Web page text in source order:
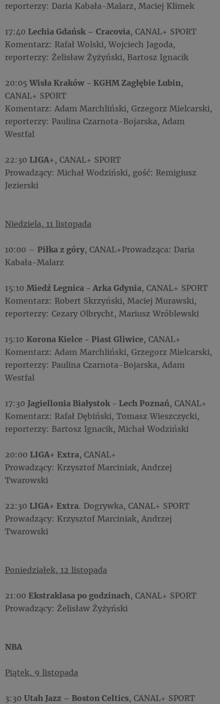
reporterzy: Daria Kabała-Malarz, Maciej Klimek
17:40 Lechia Gdańsk – Cracovia, CANAL+ SPORT
Komentarz: Rafał Wolski, Wojciech Jagoda,
reporterzy: Żelisław Żyżyński, Bartosz Ignacik
20:05Wisła Kraków - KGHM Zagłębie Lubin,
CANAL+ SPORT
Komentarz: Adam Marchliński, Grzegorz Mielcarski,
reporterzy: Paulina Czarnota-Bojarska, Adam
Westfal
22:30 LIGA+, CANAL+ SPORT
Prowadzący: Michał Wodziński, gość: Remigiusz
Jezierski
Niedziela, 11 listopada
10:00 – Piłka z góry, CANAL+Prowadząca: Daria
Kabała-Malarz
15:10 Miedź Legnica - Arka Gdynia, CANAL+ SPORT
Komentarz: Robert Skrzyński, Maciej Murawski,
reporterzy: Cezary Olbrycht, Mariusz Wróblewski
15:10 Korona Kielce - Piast Gliwice, CANAL+
Komentarz: Adam Marchliński, Grzegorz Mielcarski,
reporterzy: Paulina Czarnota-Bojarska, Adam
Westfal
17:30 Jagiellonia Białystok - Lech Poznań, CANAL+
Komentarz: Rafał Dębiński, Tomasz Wieszczycki,
reporterzy: Bartosz Ignacik, Michał Wodziński
20:00 LIGA+ Extra, CANAL+
Prowadzący: Krzysztof Marciniak, Andrzej
Twarowski
22:30 LIGA+ Extra. Dogrywka, CANAL+ SPORT
Prowadzący: Krzysztof Marciniak, Andrzej
Twarowski
Poniedziałek, 12 listopada
21:00 Ekstraklasa po godzinach, CANAL+ SPORT
Prowadzący: Żelisław Żyżyński
NBA
Piątek, 9 listopada
3:30 Utah Jazz – Boston Celtics, CANAL+ SPORT